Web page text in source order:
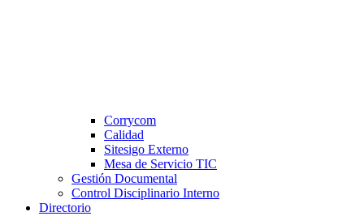
Corrycom
Calidad
Sitesigo Externo
Mesa de Servicio TIC
Gestión Documental
Control Disciplinario Interno
Directorio